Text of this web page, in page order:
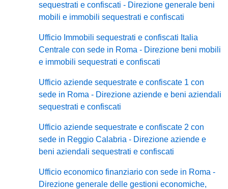
sequestrati e confiscati - Direzione generale beni
mobili e immobili sequestrati e confiscati
Ufficio Immobili sequestrati e confiscati Italia
Centrale con sede in Roma - Direzione beni mobili
e immobili sequestrati e confiscati
Ufficio aziende sequestrate e confiscate 1 con
sede in Roma - Direzione aziende e beni aziendali
sequestrati e confiscati
Ufficio aziende sequestrate e confiscate 2 con
sede in Reggio Calabria - Direzione aziende e
beni aziendali sequestrati e confiscati
Ufficio economico finanziario con sede in Roma -
Direzione generale delle gestioni economiche,